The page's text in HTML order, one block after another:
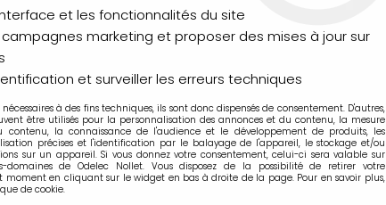
et les fonctionnalités du site
campagnes marketing et proposer des mises à jour sur
et surveiller les erreurs techniques
à des fins techniques, ils sont donc dispensés de consentement. D'autres,
être utilisés pour la personnalisation des annonces et du contenu, la mesure
contenu, la connaissance de l'audience et le développement de produits, les
précises et l'identification par le balayage de l'appareil, le stockage et/ou
sur un appareil. Si vous donnez votre consentement, celui-ci sera valable sur
domaines de Odelec Nollet. Vous disposez de la possibilité de retirer votre
moment en cliquant sur le widget en bas à droite de la page. Pour en savoir plus,
de cookie.